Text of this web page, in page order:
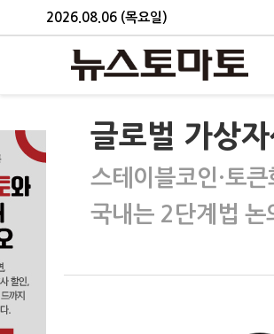
2026.08.06 (목요일)
글로벌 가상
스테이블코인·토
국내는 2단계법